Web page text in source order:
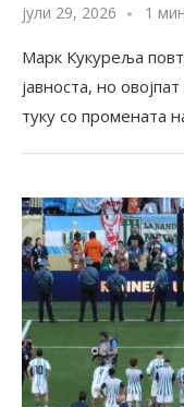
јули 29, 2026 1
Марк Кукуреља
јавноста, но
туку со промената